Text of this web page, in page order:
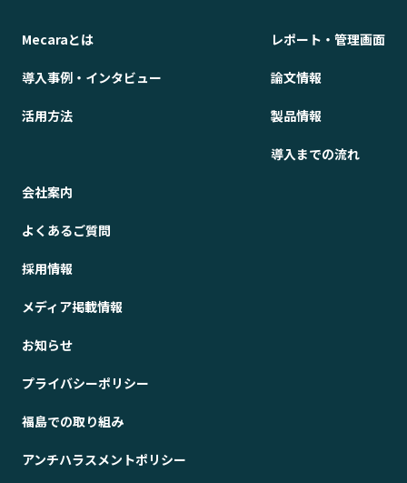
Mecaraとは
導入事例・インタビュー
活用方法
レポート・管理画面
論文情報
製品情報
導入までの流れ
会社案内
よくあるご質問
採用情報
メディア掲載情報
お知らせ
プライバシーポリシー
福島での取り組み
アンチハラスメントポリシー